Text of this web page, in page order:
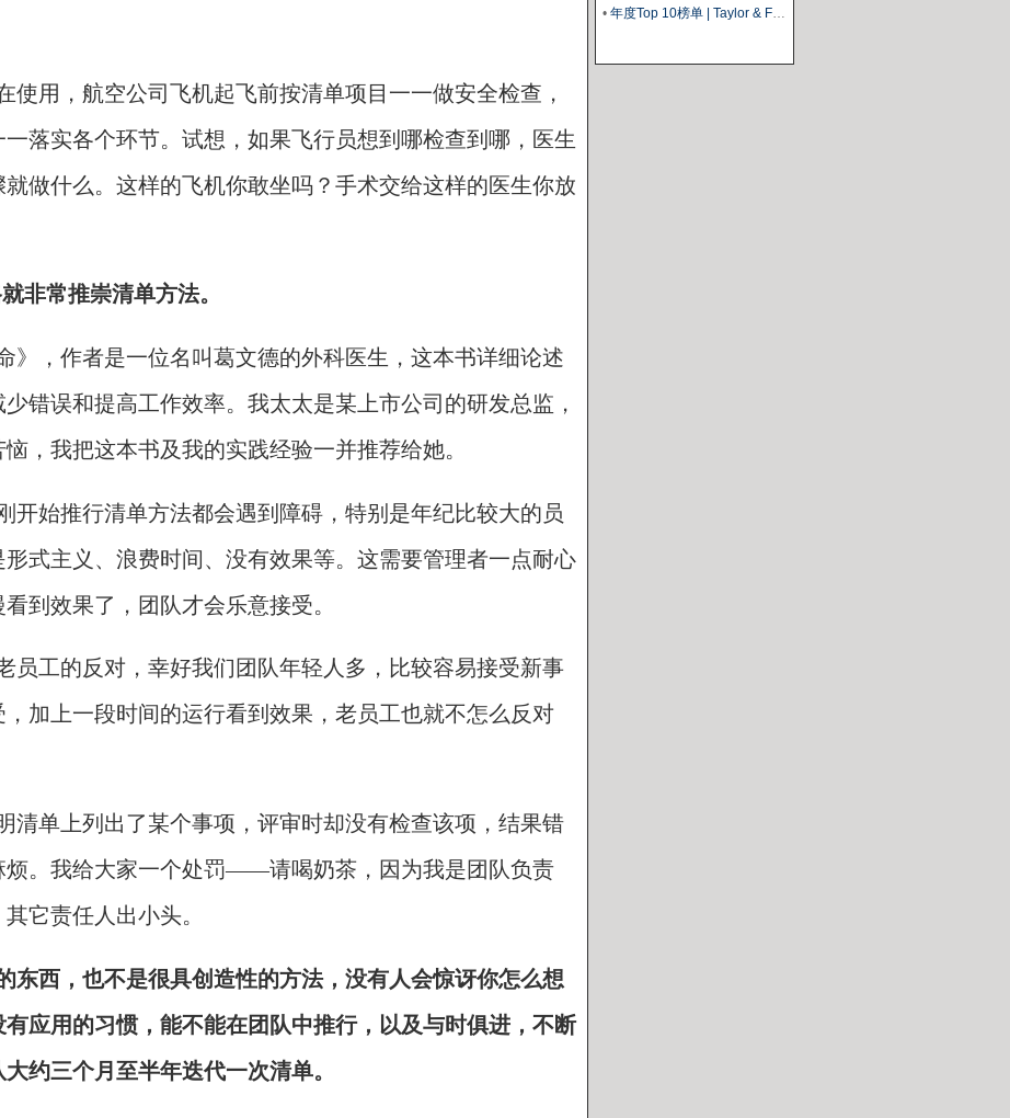
使用，航空公司飞机起飞前按清单项目一一做安全检查，
落实各个环节。试想，如果飞行员想到哪检查到哪，医生
做什么。这样的飞机你敢坐吗？手术交给这样的医生你放
非常推崇清单方法。
》，作者是一位名叫葛文德的外科医生，这本书详细论述
错误和提高工作效率。我太太是某上市公司的研发总监，
，我把这本书及我的实践经验一并推荐给她。
开始推行清单方法都会遇到障碍，特别是年纪比较大的员
式主义、浪费时间、没有效果等。这需要管理者一点耐心
到效果了，团队才会乐意接受。
员工的反对，幸好我们团队年轻人多，比较容易接受新事
加上一段时间的运行看到效果，老员工也就不怎么反对
清单上列出了某个事项，评审时却没有检查该项，结果错
烦。我给大家一个处罚——请喝奶茶，因为我是团队负责
它责任人出小头。
东西，也不是很具创造性的方法，没有人会惊讶你怎么想
应用的习惯，能不能在团队中推行，以及与时俱进，不断
约三个月至半年迭代一次清单。
• 年度Top 10榜单 | Taylor & Francis科学与技术领域中国作者最受欢迎的热门文章榜单出炉！